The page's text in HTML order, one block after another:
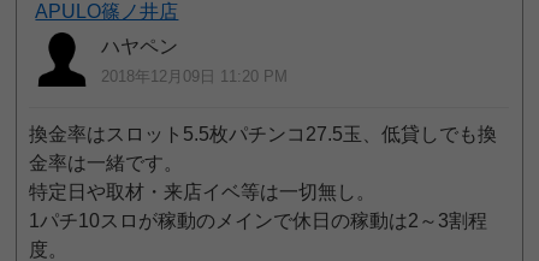
APULO篠ノ井店
ハヤペン
2018年12月09日 11:20 PM
換金率はスロット5.5枚パチンコ27.5玉、低貸しでも換
金率は一緒です。
特定日や取材・来店イベ等は一切無し。
1パチ10スロが稼動のメインで休日の稼動は2～3割程
度。